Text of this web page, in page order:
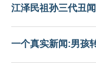
江泽民祖孙三代丑
一个真实新闻:男孩